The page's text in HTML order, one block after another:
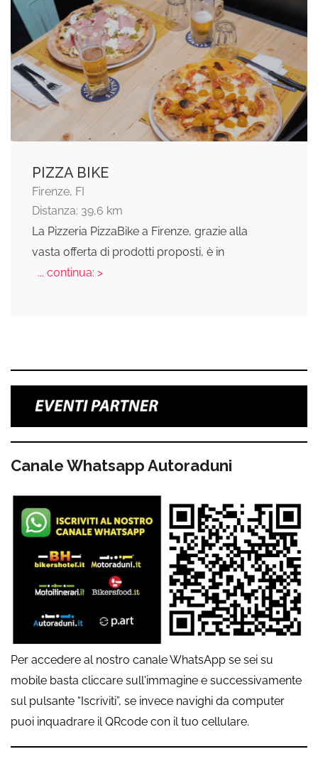
PIZZA BIKE
Firenze, FI
Distanza: 39,6 km
La Pizzeria PizzaBike a Firenze, grazie alla
vasta offerta di prodotti proposti, è in
... continua: >
Canale Whatsapp Autoraduni
Per accedere al nostro canale WhatsApp se sei su
mobile basta cliccare sull'immagine e successivamente
sul pulsante “Iscriviti”, se invece navighi da computer
puoi inquadrare il QRcode con il tuo cellulare.